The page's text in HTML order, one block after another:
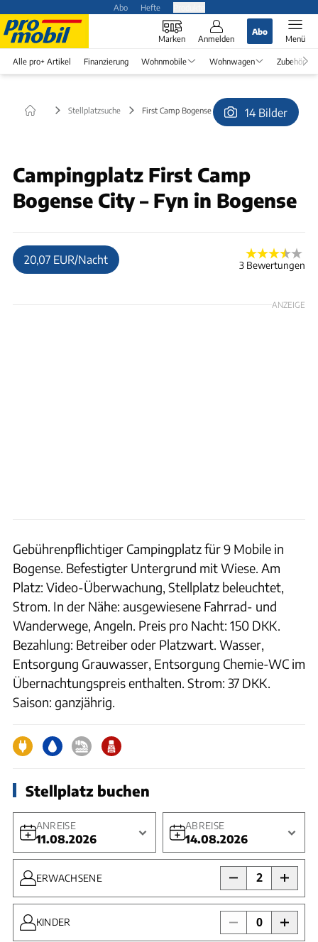
Abo Hefte
Marken Anmelden
Abo
Menü
Alle pro+ Artikel Finanzierung Wohnmobile Wohnwagen Zubehör
Stellplatzsuche First Camp Bogense City – Fyn in Bogense
14 Bilder
Campingplatz First Camp
Bogense City – Fyn in Bogense
20,07 EUR/Nacht 3 Bewertungen
ANZEIGE
Gebührenpflichtiger Campingplatz für 9 Mobile in
Bogense. Befestigter Untergrund mit Wiese. Am
Platz: Video-Überwachung, Stellplatz beleuchtet,
Strom. In der Nähe: ausgewiesene Fahrrad- und
Wanderwege, Angeln. Preis pro Nacht: 150 DKK.
Bezahlung: Betreiber oder Platzwart. Wasser,
Entsorgung Grauwasser, Entsorgung Chemie-WC im
Übernachtungspreis enthalten. Strom: 37 DKK.
Saison: ganzjährig.
Stellplatz buchen
ANREISE
11.08.2026
ABREISE
14.08.2026
ERWACHSENE 2
KINDER 0